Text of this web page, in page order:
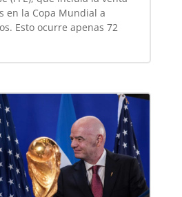
en la Copa Mundial a
Esto ocurre apenas 72